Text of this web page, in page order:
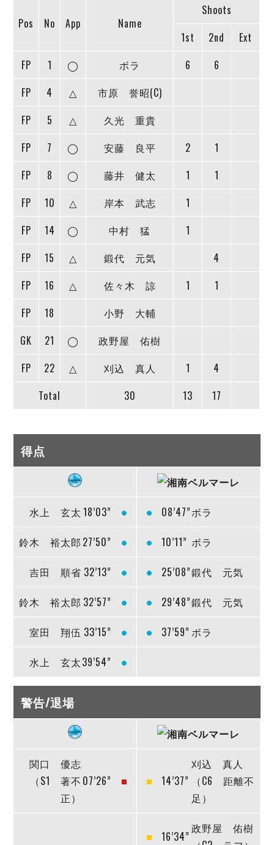
ヴォスクオーレ仙台
リガーレヴィア葛飾
Y．S．C．C．横浜
ヴィンセドール白山
デウソン神戸
ポルセイド浜田
ミラクルスマイル新居浜
Pos No App Name
Shoots
1st
2nd
Ext
FP
1 ◯ ボラ 6
6
FP
4 △
市原 誉昭(C)
FP
5 △
久光 重貴
FP
7 ◯ 安藤 良平 2
1
FP
8 ◯ 藤井 健太 1
1
FP
10 △ 岸本 武志
1
FP
14 ◯ 中村 猛
1
FP
15 △ 鍛代 元気
4
FP
16 △ 佐々木 諒 1
1
FP
18
小野 大輔
GK
21 ◯
政野屋 佑樹
FP
22 △ 刈込 真人 1
4
Total
30 13 17
得点
水上 玄太 18’03” 08’47”ボラ
鈴木 裕太郎 27’50” 10’11” ボラ
吉田 順省 32’13” 25’08”鍛代 元気
鈴木 裕太郎 32’57” 29’48”鍛代 元気
室田 翔伍 33’15” 37’59” ボラ
水上 玄太39’54”
警告/退場
関口 優志
（S1 著不
正）
07’26” 14’37”
刈込 真人
（C6 距離不
足）
16’34”
政野屋 佑樹